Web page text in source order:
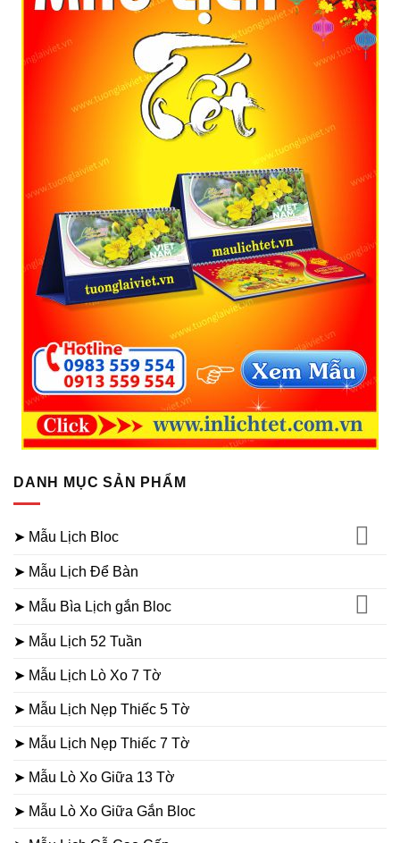
DANH MỤC SẢN PHẨM
➤ Mẫu Lịch Bloc
➤ Mẫu Lịch Để Bàn
➤ Mẫu Bìa Lịch gắn Bloc
➤ Mẫu Lịch 52 Tuần
➤ Mẫu Lịch Lò Xo 7 Tờ
➤ Mẫu Lịch Nẹp Thiếc 5 Tờ
➤ Mẫu Lịch Nẹp Thiếc 7 Tờ
➤ Mẫu Lò Xo Giữa 13 Tờ
➤ Mẫu Lò Xo Giữa Gắn Bloc